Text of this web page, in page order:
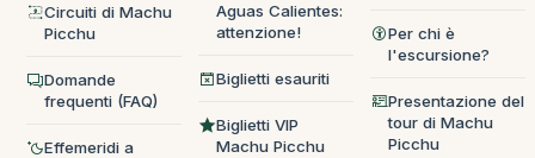
Circuiti di Machu
Picchu
Domande
frequenti (FAQ)
Effemeridi a
Aguas Calientes:
attenzione!
Biglietti esauriti
Biglietti VIP
Machu Picchu
Per chi è
l'escursione?
Presentazione del
tour di Machu
Picchu